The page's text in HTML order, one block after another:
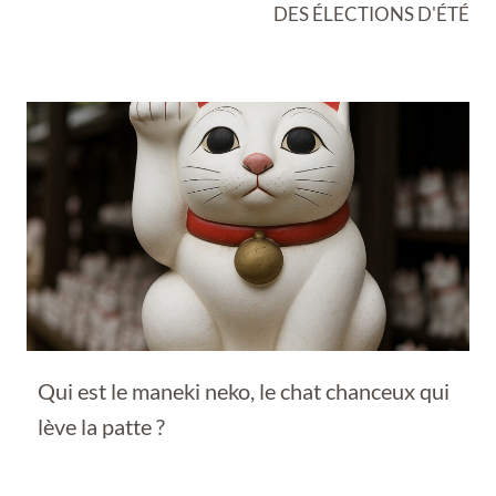
DES ÉLECTIONS D'ÉTÉ
Qui est le maneki neko, le chat chanceux qui
lève la patte ?